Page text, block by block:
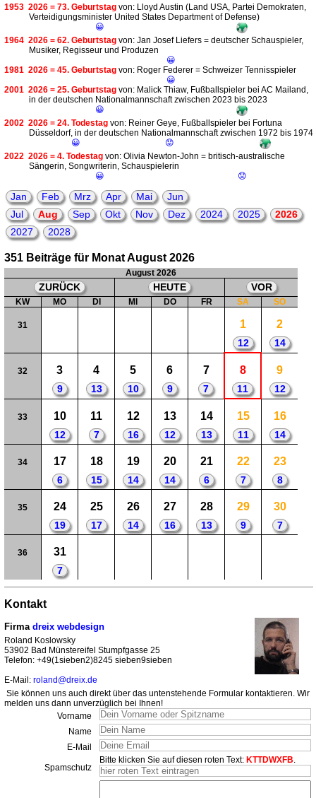
1953 2026 = 73. Geburtstag von: Lloyd Austin (Land USA, Partei Demokraten,
Verteidigungsminister United States Department of Defense)
😀
1964 2026 = 62. Geburtstag von: Jan Josef Liefers = deutscher Schauspieler,
Musiker, Regisseur und Produzen
😀
1981 2026 = 45. Geburtstag von: Roger Federer = Schweizer Tennisspieler
😀
2001 2026 = 25. Geburtstag von: Malick Thiaw, Fußballspieler bei AC Mailand,
in der deutschen Nationalmannschaft zwischen 2023 bis 2023
😀
2002 2026 = 24. Todestag von: Reiner Geye, Fußballspieler bei Fortuna
Düsseldorf, in der deutschen Nationalmannschaft zwischen 1972 bis 1974
😀
😟
2022 2026 = 4. Todestag von: Olivia Newton-John = britisch-australische
Sängerin, Songwriterin, Schauspielerin
😀
😟
Jan Feb Mrz Apr Mai
Jun
Jul
Aug Sep Okt Nov Dez 2024 2025
2026
2027
2028
351 Beiträge für Monat August 2026
August 2026
ZURÜCK HEUTE VOR
KW MO DI MI DO FR SA SO
31 1
12
2
14
32 3
9
4
13
5
10
6
9
7
7
8
11
9
12
33 10
12
11
7
12
16
13
12
14
13
15
11
16
14
34 17
6
18
15
19
14
20
14
21
6
22
7
23
8
35 24
19
25
17
26
14
27
16
28
13
29
9
30
7
36 31
7
Kontakt
Firma dreix webdesign
Roland Koslowsky
53902 Bad Münstereifel Stumpfgasse 25
Telefon: +49(1sieben2)8245 sieben9sieben
E-Mail: roland@dreix.de
Sie können uns auch direkt über das untenstehende Formular kontaktieren. Wir
melden uns dann unverzüglich bei Ihnen!
Vorname
Name
E-Mail
Spamschutz
Bitte klicken Sie auf diesen roten Text: KTTDWXFB.